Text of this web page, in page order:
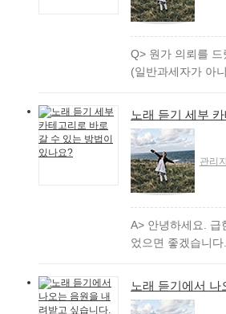
Q> 원가 의뢰를 드
(일반과세자가 아
노래 듣기 세부
관리
A> 안녕하세요. 급
었으면 좋겠습니
노래 듣기에서